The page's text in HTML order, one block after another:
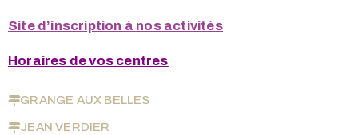
Site d’inscription à nos activités
Horaires de vos centres
GRANGE AUX BELLES
JEAN VERDIER